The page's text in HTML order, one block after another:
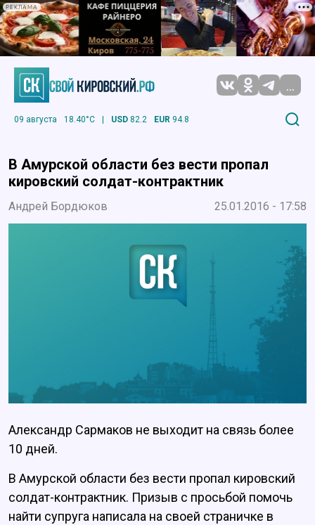
РЕКЛАМА
...
09 августа 18.40°C | USD 82.2 EUR 94.8
В Амурской области без вести пропал
кировский солдат-контрактник
Андрей Бордюков 25.01.2016 - 17:58
Александр Сармаков не выходит на связь более
10 дней.
В Амурской области без вести пропал кировский
солдат-контрактник. Призыв с просьбой помочь
найти супруга написала на своей страничке в